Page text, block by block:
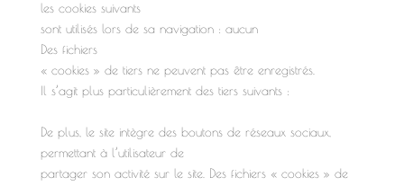
les cookies suivants
sont utilisés lors de sa navigation : aucun
Des fichiers
« cookies » de tiers ne peuvent pas être enregistrés.
Il s’agit plus particulièrement des tiers suivants :
De plus, le site intègre des boutons de réseaux sociaux,
permettant à l’utilisateur de
partager son activité sur le site. Des fichiers « cookies » de